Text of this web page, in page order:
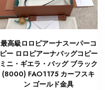
最高級ロロピアーナスーパーコ
ピー ロロピアーナバッグコピー
ミニ・ギエラ・バッグ ブラック
(8000) FAO1175 カーフスキ
ン ゴールド金具